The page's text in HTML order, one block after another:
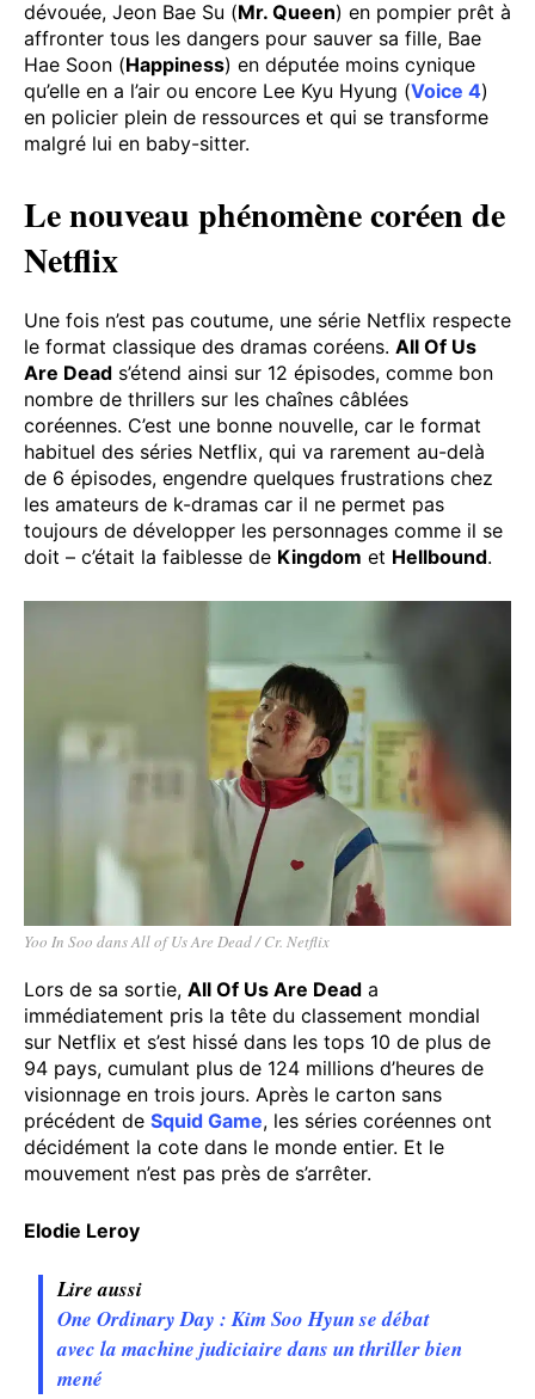
dévouée, Jeon Bae Su (Mr. Queen) en pompier prêt à
affronter tous les dangers pour sauver sa fille, Bae
Hae Soon (Happiness) en députée moins cynique
qu’elle en a l’air ou encore Lee Kyu Hyung (Voice 4)
en policier plein de ressources et qui se transforme
malgré lui en baby-sitter.
Le nouveau phénomène coréen de
Netflix
Une fois n’est pas coutume, une série Netflix respecte
le format classique des dramas coréens. All Of Us
Are Dead s’étend ainsi sur 12 épisodes, comme bon
nombre de thrillers sur les chaînes câblées
coréennes. C’est une bonne nouvelle, car le format
habituel des séries Netflix, qui va rarement au-delà
de 6 épisodes, engendre quelques frustrations chez
les amateurs de k-dramas car il ne permet pas
toujours de développer les personnages comme il se
doit – c’était la faiblesse de Kingdom et Hellbound.
Yoo In Soo dans All of Us Are Dead / Cr. Netflix
Lors de sa sortie, All Of Us Are Dead a
immédiatement pris la tête du classement mondial
sur Netflix et s’est hissé dans les tops 10 de plus de
94 pays, cumulant plus de 124 millions d’heures de
visionnage en trois jours. Après le carton sans
précédent de Squid Game, les séries coréennes ont
décidément la cote dans le monde entier. Et le
mouvement n’est pas près de s’arrêter.
Elodie Leroy
Lire aussi
One Ordinary Day : Kim Soo Hyun se débat
avec la machine judiciaire dans un thriller bien
mené